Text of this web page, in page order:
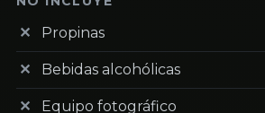
Propinas
Bebidas alcohólicas
Equipo fotográfico